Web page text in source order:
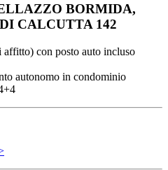
BORMIDA,
CALCUTTA 142
affitto) con posto auto incluso
autonomo in condominio